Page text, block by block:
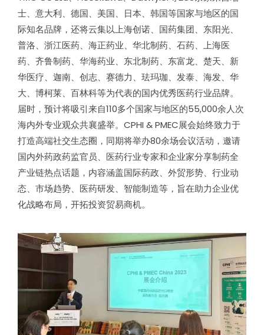
士、意大利、德国、美国、日本、韩国等国家与地区的国
际知名品牌，还将云集以上海创诺、国药集团、东阳光、
普洛、浙江医药、海正药业、华北制药、石药、上海医
药、齐鲁制药、华海药业、东北制药、东富龙、楚天、新
华医疗、迦南、创志、赛德力、珐玛珈、发泰、海发、华
大、博柯莱、百林科等为代表的国内优秀医药行业品牌。
届时，预计将吸引来自110多个国家与地区的55,000余人次
海内外专业观众共襄盛举。CPHI & PMEC展会始终致力于
打造高端社交生态圈，同期将举办80余场会议活动，邀请
国内外药政药监官员、医药行业专家和企业家分享制药全
产业链热点话题，内容涵盖国际药政、外贸形势、行业动
态、市场趋势、医药研发、智能制造等，旨在助力企业优
化战略布局，开拓投资贸易商机。